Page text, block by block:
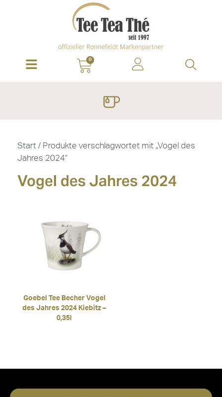
0
Start / Produkte verschlagwortet mit „Vogel des
Jahres 2024“
Vogel des Jahres 2024
Goebel Tee Becher Vogel
des Jahres 2024 Kiebitz –
0,35l